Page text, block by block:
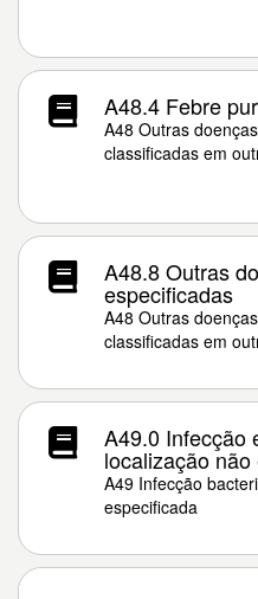
A48.4 Febre
A48 Outras
classificadas em
A48.8 Outras
especificadas
A48 Outras
classificadas em
A49.0 Infecção
localização
A49 Infecção
especificada